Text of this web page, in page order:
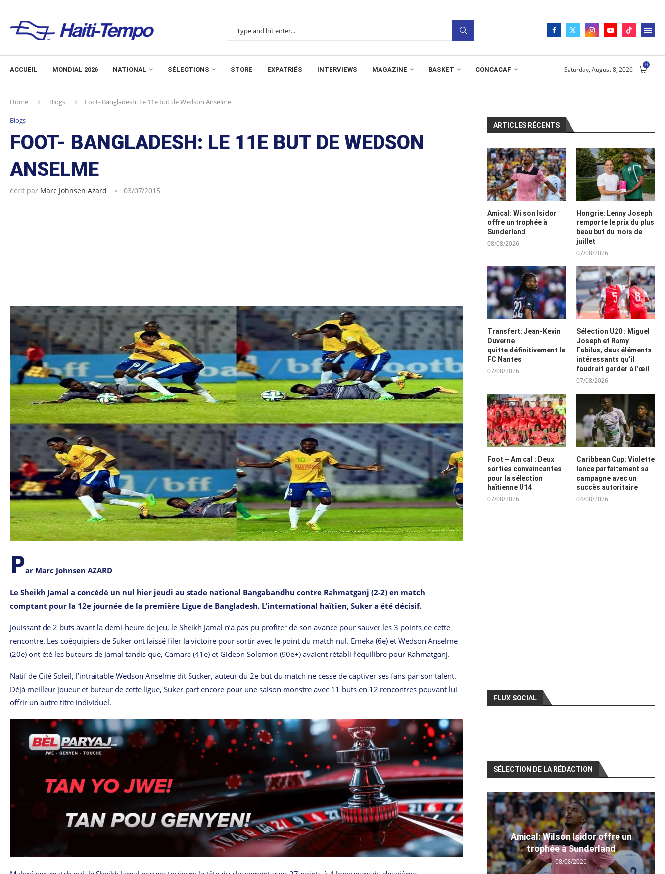
ACCUEIL MONDIAL 2026 NATIONAL SÉLECTIONS STORE EXPATRIÉS INTERVIEWS MAGAZINE BASKET CONCACAF Saturday, August 8, 2026
0
Home Blogs Foot- Bangladesh: Le 11e but de Wedson Anselme
Blogs
FOOT- BANGLADESH: LE 11E BUT DE WEDSON
ANSELME
écrit par Marc Johnsen Azard 03/07/2015
Par Marc Johnsen AZARD
Le Sheikh Jamal a concédé un nul hier jeudi au stade national Bangabandhu contre Rahmatganj (2-2) en match
comptant pour la 12e journée de la première Ligue de Bangladesh. L’international haïtien, Suker a été décisif.
Jouissant de 2 buts avant la demi-heure de jeu, le Sheikh Jamal n’a pas pu profiter de son avance pour sauver les 3 points de cette
rencontre. Les coéquipiers de Suker ont laissé filer la victoire pour sortir avec le point du match nul. Emeka (6e) et Wedson Anselme
(20e) ont été les buteurs de Jamal tandis que, Camara (41e) et Gideon Solomon (90e+) avaient rétabli l’équilibre pour Rahmatganj.
Natif de Cité Soleil, l’intraitable Wedson Anselme dit Sucker, auteur du 2e but du match ne cesse de captiver ses fans par son talent.
Déjà meilleur joueur et buteur de cette ligue, Suker part encore pour une saison monstre avec 11 buts en 12 rencontres pouvant lui
offrir un autre titre individuel.
ARTICLES RÉCENTS
Amical: Wilson Isidor
offre un trophée à
Sunderland
08/08/2026
Hongrie: Lenny Joseph
remporte le prix du plus
beau but du mois de
juillet
07/08/2026
Transfert: Jean-Kevin
Duverne
quitte définitivement le
FC Nantes
07/08/2026
Sélection U20 : Miguel
Joseph et Ramy
Fabilus, deux éléments
intéressants qu’il
faudrait garder à l’œil
07/08/2026
Foot – Amical : Deux
sorties convaincantes
pour la sélection
haïtienne U14
07/08/2026
Caribbean Cup: Violette
lance parfaitement sa
campagne avec un
succès autoritaire
04/08/2026
FLUX SOCIAL
SÉLECTION DE LA RÉDACTION
Amical: Wilson Isidor offre un
trophée à Sunderland
08/08/2026